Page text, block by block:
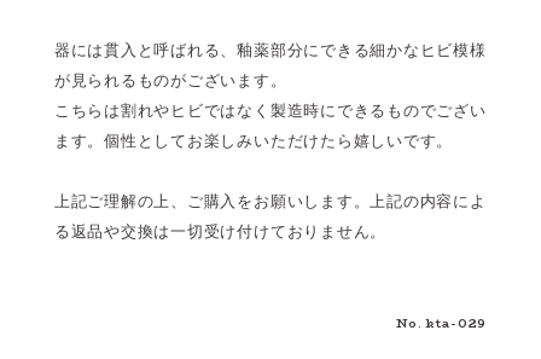
器には貫入と呼ばれる、釉薬部分にできる細かなヒビ模様
が見られるものがございます。
こちらは割れやヒビではなく製造時にできるものでござい
ます。個性としてお楽しみいただけたら嬉しいです。
上記ご理解の上、ご購入をお願いします。上記の内容によ
る返品や交換は一切受け付けておりません。
No. kta-029